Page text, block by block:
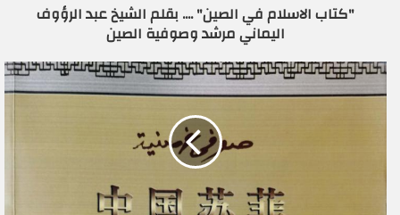
"كتاب الاسلام في الصين" .... بقلم الشيخ عبد الرؤوف
اليماني مرشد وصوفية الصين